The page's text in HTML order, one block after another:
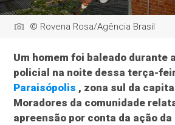
© Rovena Rosa/Agência Brasil
Um homem foi baleado durante
policial na noite dessa terça-
Paraisópolis , zona sul da
Moradores da comunidade
apreensão por conta da ação da